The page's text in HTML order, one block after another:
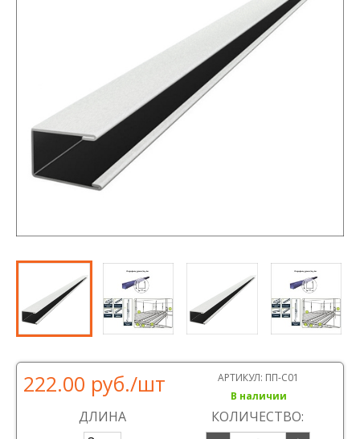
222.00 руб./шт АРТИКУЛ: ПП-C01
В наличии
ДЛИНА КОЛИЧЕСТВО: